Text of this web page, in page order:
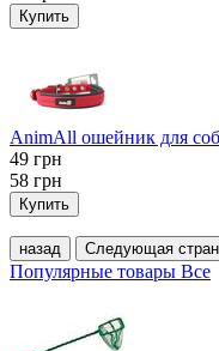
Купить
AnimAll ошейник для
49 грн
58 грн
Купить
назад Следующая
Популярные товары Все